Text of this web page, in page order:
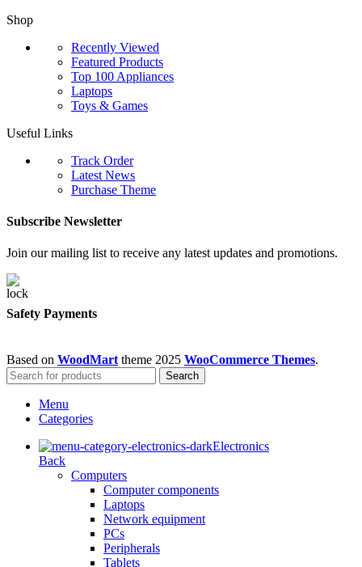
Shop
Recently Viewed
Featured Products
Top 100 Appliances
Laptops
Toys & Games
Useful Links
Track Order
Latest News
Purchase Theme
Subscribe Newsletter
Join our mailing list to receive any latest updates and promotions.
Safety Payments
Based on WoodMart theme 2025 WooCommerce Themes.
Search
Menu
Categories
Electronics
Back
Computers
Computer components
Laptops
Network equipment
PCs
Peripherals
Tablets